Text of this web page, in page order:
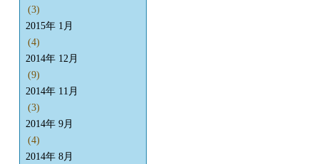
(3)
2015年 1月
(4)
2014年 12月
(9)
2014年 11月
(3)
2014年 9月
(4)
2014年 8月